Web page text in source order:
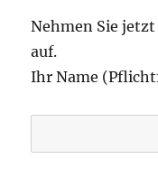
Nehmen Sie
auf.
Ihr Name